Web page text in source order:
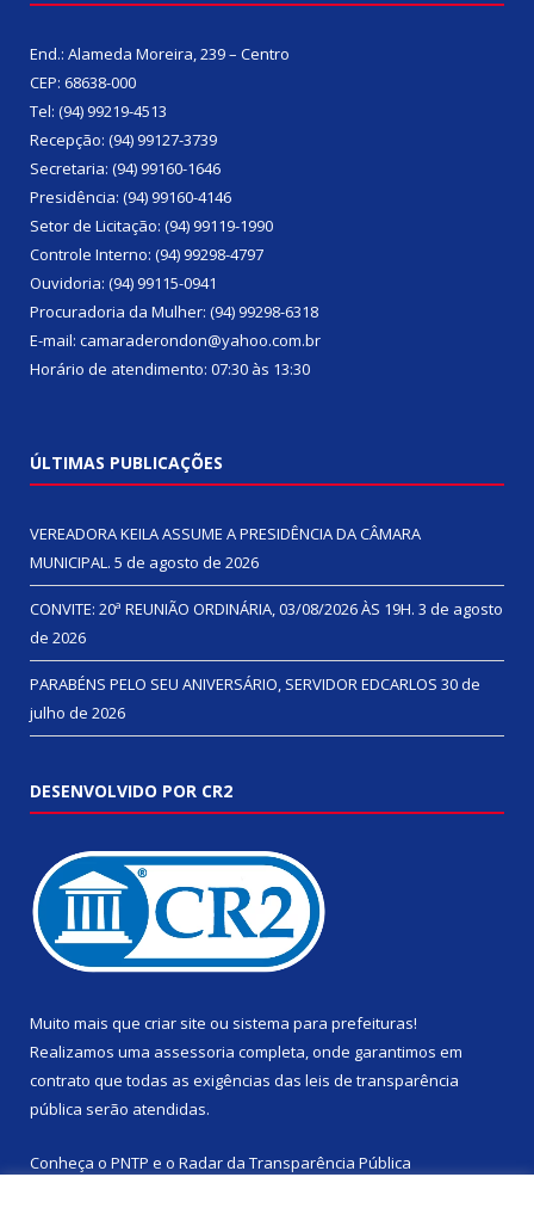
End.: Alameda Moreira, 239 – Centro
CEP: 68638-000
Tel: (94) 99219-4513
Recepção: (94) 99127-3739
Secretaria: (94) 99160-1646
Presidência: (94) 99160-4146
Setor de Licitação: (94) 99119-1990
Controle Interno: (94) 99298-4797
Ouvidoria: (94) 99115-0941
Procuradoria da Mulher: (94) 99298-6318
E-mail: camaraderondon@yahoo.com.br
Horário de atendimento: 07:30 às 13:30
ÚLTIMAS PUBLICAÇÕES
VEREADORA KEILA ASSUME A PRESIDÊNCIA DA CÂMARA
MUNICIPAL. 5 de agosto de 2026
CONVITE: 20ª REUNIÃO ORDINÁRIA, 03/08/2026 ÀS 19H. 3 de agosto
de 2026
PARABÉNS PELO SEU ANIVERSÁRIO, SERVIDOR EDCARLOS 30 de
julho de 2026
DESENVOLVIDO POR CR2
Muito mais que criar site ou sistema para prefeituras!
Realizamos uma assessoria completa, onde garantimos em
contrato que todas as exigências das leis de transparência
pública serão atendidas.
Conheça o PNTP e o Radar da Transparência Pública